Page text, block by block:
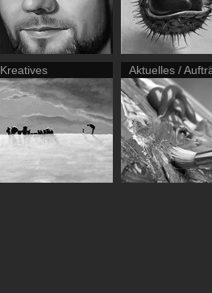
Kreatives Aktuelles /